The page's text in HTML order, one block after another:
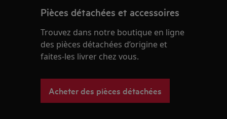
Pièces détachées et accessoires
Trouvez dans notre boutique en ligne
des pièces détachées d’origine et
faites-les livrer chez vous.
Acheter des pièces détachées